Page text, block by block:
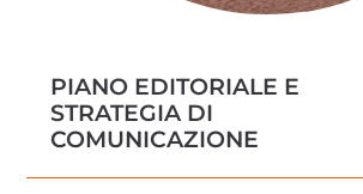
PIANO EDITORIALE E
STRATEGIA DI
COMUNICAZIONE